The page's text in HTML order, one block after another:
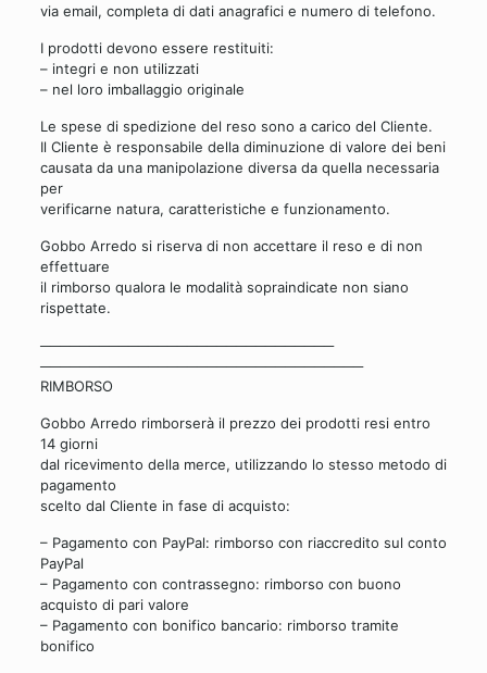
via email, completa di dati anagrafici e numero di telefono.
I prodotti devono essere restituiti:
– integri e non utilizzati
– nel loro imballaggio originale
Le spese di spedizione del reso sono a carico del Cliente.
Il Cliente è responsabile della diminuzione di valore dei beni
causata da una manipolazione diversa da quella necessaria
per
verificarne natura, caratteristiche e funzionamento.
Gobbo Arredo si riserva di non accettare il reso e di non
effettuare
il rimborso qualora le modalità sopraindicate non siano
rispettate.
──────────────────────────────
─────────────────────────────────
RIMBORSO
Gobbo Arredo rimborserà il prezzo dei prodotti resi entro
14 giorni
dal ricevimento della merce, utilizzando lo stesso metodo di
pagamento
scelto dal Cliente in fase di acquisto:
– Pagamento con PayPal: rimborso con riaccredito sul conto
PayPal
– Pagamento con contrassegno: rimborso con buono
acquisto di pari valore
– Pagamento con bonifico bancario: rimborso tramite
bonifico